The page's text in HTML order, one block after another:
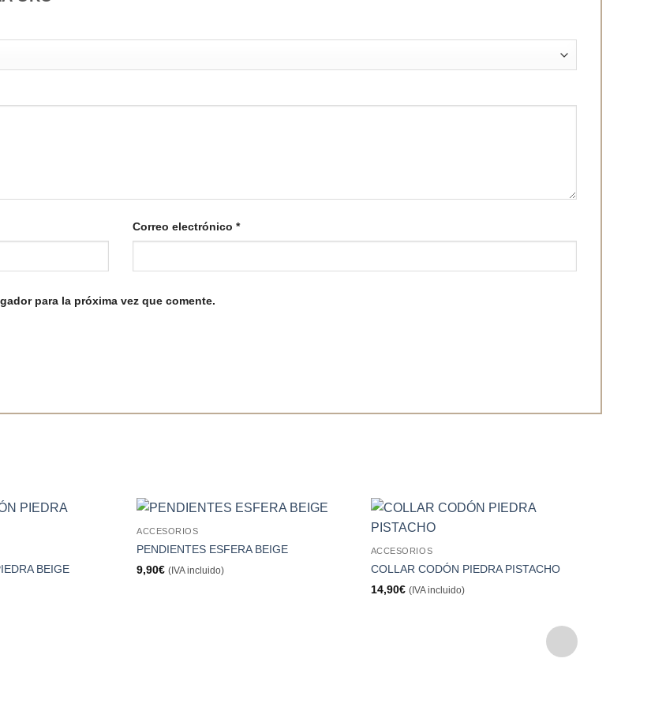
Correo electrónico *
para la próxima vez que comente.
lista de
deseos
BEIGE
ACCESORIOS
PENDIENTES ESFERA BEIGE
9,90€ (IVA incluido)
lista de
deseos
ACCESORIOS
COLLAR CODÓN PIEDRA PISTACHO
14,90€ (IVA incluido)